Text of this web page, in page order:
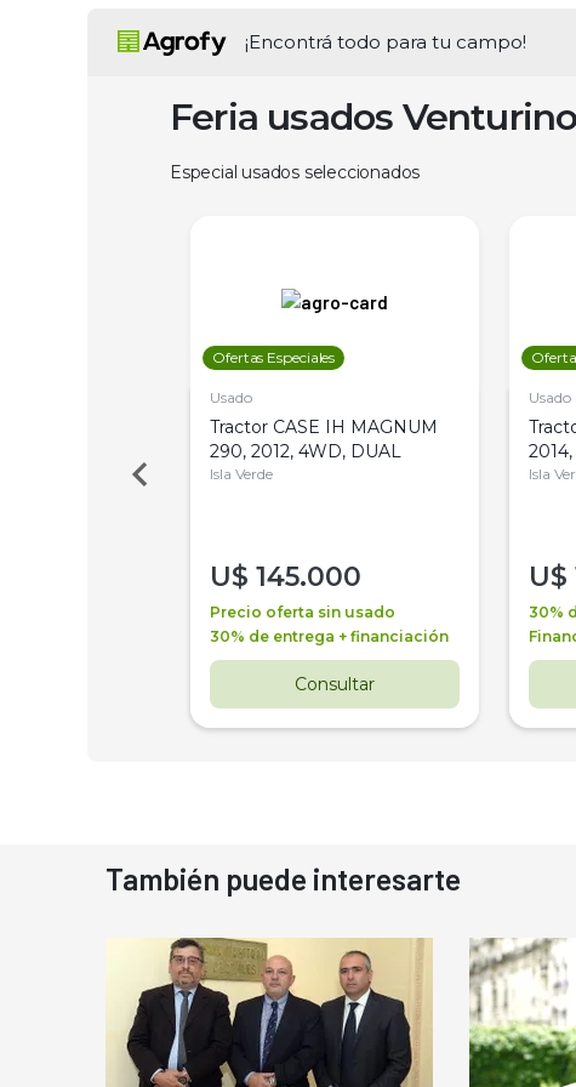
¡Encontrá todo para tu campo!
Feria usados Venturino
Especial usados seleccionados
Ofertas Especiales
Usado
Tractor CASE IH MAGNUM
290, 2012, 4WD, DUAL
Isla Verde
U$ 145.000
Precio oferta sin usado
30% de entrega + financiación
Consultar
Usado
Isla
U$
30%
También puede interesarte